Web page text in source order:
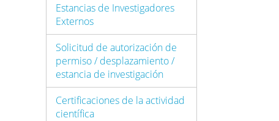
Estancias de Investigadores
Externos
Solicitud de autorización de
permiso / desplazamiento /
estancia de investigación
Certificaciones de la actividad
científica